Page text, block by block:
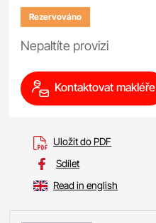
Rezervováno
Nepaltíte provizi
Kontaktovat makléře
Uložit do PDF
Sdílet
Read in english